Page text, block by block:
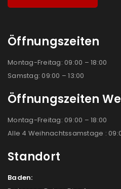
Öffnungszeiten
Montag-Freitag: 09:00 – 18:00
Samstag: 09:00 – 13:00
Öffnungszeiten
Montag-Freitag: 09:00 – 18:00
Alle 4 Weihnachtssamstage :
Standort
Baden: